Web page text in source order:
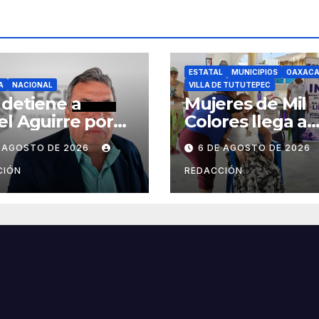
NACIONAL
detiene a
Aguirre por
evidencias
Ayotzinapa
AGOSTO DE 2026
ESTATAL MUNICIPIOS
OAXACA
VILLA DE TUTUTEPEC
Mujeres de Mil
Colores llega a
Cerro Hermoso
Zapotalito para
fortalecer
apoyo y
6 DE AGOSTO DE 2026
REDACCIÓN